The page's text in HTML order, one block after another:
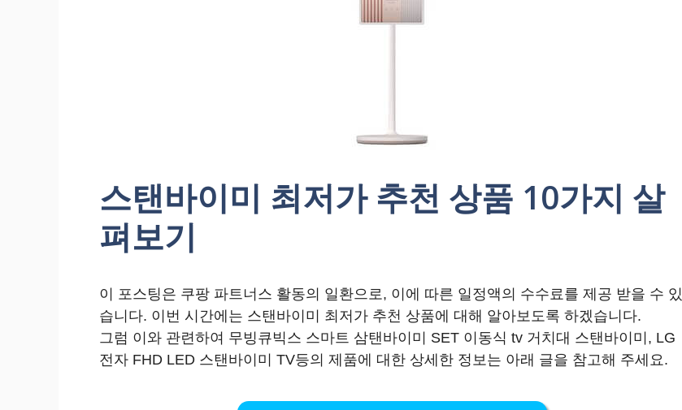
스탠바이미 최저가 추천 상품 10가지 살
펴보기
이 포스팅은 쿠팡 파트너스 활동의 일환으로, 이에 따른 일정액의 수수료를 제공 받을 수 있
습니다. 이번 시간에는 스탠바이미 최저가 추천 상품에 대해 알아보도록 하겠습니다.
그럼 이와 관련하여 무빙큐빅스 스마트 삼탠바이미 SET 이동식 tv 거치대 스탠바이미, LG
전자 FHD LED 스탠바이미 TV등의 제품에 대한 상세한 정보는 아래 글을 참고해 주세요.